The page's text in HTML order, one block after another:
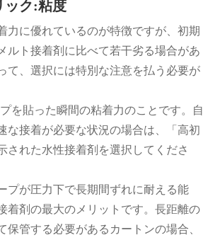
ック:粘度
力に優れているのが特徴ですが、初期
ルト接着剤に比べて若干劣る場合があ
て、選択には特別な注意を払う必要が
を貼った瞬間の粘着力のことです。自
な接着が必要な状況の場合は、「高初
された水性接着剤を選択してくださ
プが圧力下で長期間ずれに耐える能
着剤の最大のメリットです。長距離の
保管する必要があるカートンの場合、